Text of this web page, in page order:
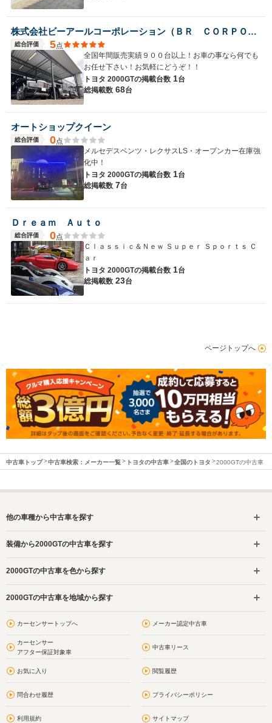
株式会社ビーアールコーポレーション（ＢＲ ＣＯＲＰＯＲＡＴＩＯＮ）
総合評価 5点
全国年間販売実績９００台以上！お車の事なら何でも
お任せ下さい！お気軽にどうぞ！！
トヨタ 2000GTの掲載台数 1台
総掲載数 68台
オートショップクイーン
総合評価 0点
メルセデスベンツ・レクサスLS・オープンカー在庫強
化中！
トヨタ 2000GTの掲載台数 1台
総掲載数 7台
Ｄｒｅａｍ Ａｕｔｏ
総合評価 0点
Ｃｌａｓｓｉｃ＆Ｎｅｗ Ｓｕｐｅｒ Ｓｐｏｒｔｓ Ｃ
ａｒ
トヨタ 2000GTの掲載台数 1台
総掲載数 23台
ページトップへ
中古車トップ 中古車検索：メーカー一覧 トヨタの中古車 全国のトヨタ 2000GTの中古車
他の車種から中古車を探す
装備から2000GTの中古車を探す
2000GTの中古車を色から探す
2000GTの中古車を地域から探す
カーセンサートップへ メーカー認定中古車
カーセンサー
アフター保証対象車
中古車リース
お気に入り 閲覧履歴
問合わせ履歴 プライバシーポリシー
利用規約 サイトマップ